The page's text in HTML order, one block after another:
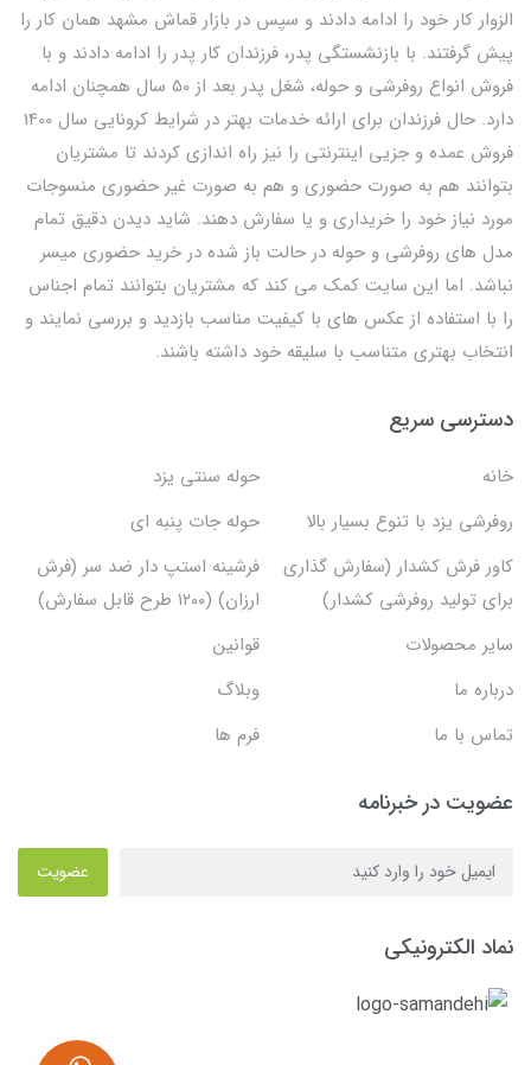
الزوار کار خود را ادامه دادند و سپس در بازار قماش مشهد همان کار را
پیش گرفتند. با بازنشستگی پدر، فرزندان کار پدر را ادامه دادند و با
فروش انواع روفرشی و حوله، شغل پدر بعد از 50 سال همچنان ادامه
دارد. حال فرزندان برای ارائه خدمات بهتر در شرایط کرونایی سال 1400
فروش عمده و جزیی اینترنتی را نیز راه اندازی کردند تا مشتریان
بتوانند هم به صورت حضوری و هم به صورت غیر حضوری منسوجات
مورد نیاز خود را خریداری و یا سفارش دهند. شاید دیدن دقیق تمام
مدل های روفرشی و حوله در حالت باز شده در خرید حضوری میسر
نباشد. اما این سایت کمک می کند که مشتریان بتوانند تمام اجناس
را با استفاده از عکس های با کیفیت مناسب بازدید و بررسی نمایند و
انتخاب بهتری متناسب با سلیقه خود داشته باشند.
دسترسی سریع
خانه
حوله سنتی یزد
روفرشی یزد با تنوع بسیار بالا
حوله جات پنبه ای
کاور فرش کشدار (سفارش گذاری
برای تولید روفرشی کشدار)
فرشینه استپ دار ضد سر (فرش
ارزان) (۱۲۰۰ طرح قابل سفارش)
سایر محصولات
قوانین
درباره ما
وبلاگ
تماس با ما
فرم ها
عضویت در خبرنامه
عضویت
نماد الکترونیکی